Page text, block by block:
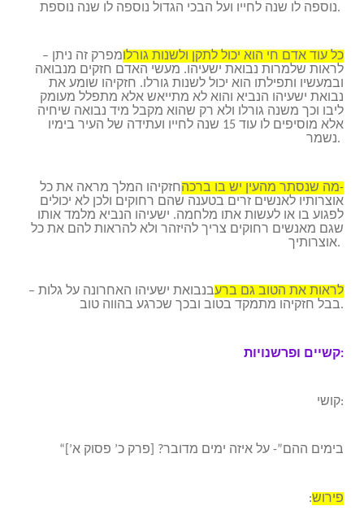
נוספה לו שנה לחייו ועל הבכי הגדול נוספה לו שנה נוספת.
כל עוד אדם חי הוא יכול לתקן ולשנות גורלו
– מפרק זה ניתן
לראות שלמרות נבואת ישעיהו. מעשי האדם חזקים מנבואה
ובמעשיו ותפילתו הוא יכול לשנות גורלו. חזקיהו שומע את
נבואת ישעיהו הנביא והוא לא מתייאש אלא מתפלל מעומק
ליבו וכך משנה גורלו ולא רק שהוא מקבל מיד נבואה שיחיה
אלא מוסיפים לו עוד 15 שנה לחייו ועתידה של העיר בימיו
נשמר.
מה שנסתר מהעין יש בו ברכה-
אוצרותיו לאנשים זרים בטענה שהם רחוקים ולכן לא יכולים
לפגוע בו או לעשות אתו מלחמה. ישעיהו הנביא מלמד אותו
שגם מאנשים רחוקים צריך להיזהר ולא להראות להם את כל
אוצרותיך.
לראות את הטוב גם ברע
– בנבואת ישעיהו האחרונה על גלות
בבל חזקיהו מתמקד בטוב ובכך שכרגע בהווה טוב.
קשיים ופרשנויות:
קושי:
“בימים ההם”- על איזה ימים מדובר? [פרק כ’ פסוק א’]
פירוש: